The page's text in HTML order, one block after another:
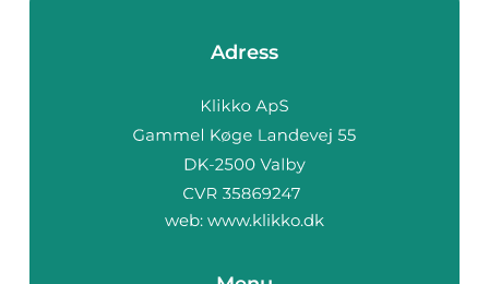
Adress
web: www.klikko.dk